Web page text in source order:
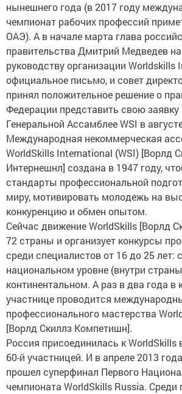
нынешнего года (в 2017 году
чемпионат рабочих профессий
ОАЭ). А в начале марта глава
правительства Дмитрий Медведев
руководству организации Worldskills
официальное письмо, и совет
принял положительное решение о
Федерации представить свою
Генеральной Ассамблее WSI в
Международная некоммерческая
WorldSkills International (WSI) [Ворлд
Интернешнл] создана в 1947 году,
стандарты профессиональной
миру, мотивировать молодежь на
конкуренцию и обмен опытом.
Сейчас движение WorldSkills [Ворлд
72 страны и организует конкурсы
среди специалистов от 16 до 25 лет:
национальном уровне (внутри
континентальном. А раз в два года в
участнице проводится
профессионального мастерства
[Ворлд Скиллз Компетишн].
Россия присоединилась к WorldSkills
60-й участницей. И в апреле 2013
прошел суперфинал Первого
чемпионата WorldSkills Russia. Среди